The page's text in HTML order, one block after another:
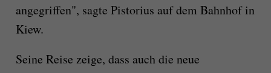
angegriffen", sagte Pistorius auf dem Bahnhof in
Kiew.
Seine Reise zeige, dass auch die neue